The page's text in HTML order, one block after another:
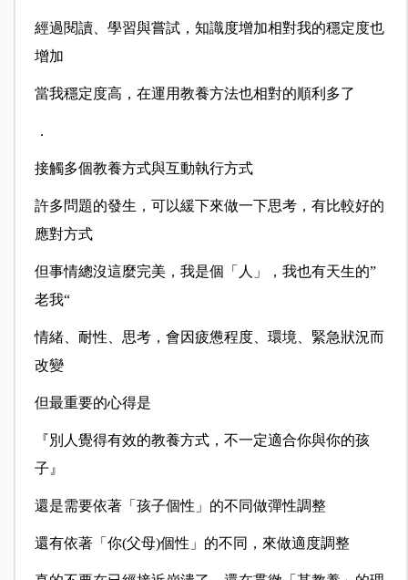
經過閱讀、學習與嘗試，知識度增加相對我的穩定度也
增加
當我穩定度高，在運用教養方法也相對的順利多了
．
接觸多個教養方式與互動執行方式
許多問題的發生，可以緩下來做一下思考，有比較好的
應對方式
但事情總沒這麼完美，我是個「人」，我也有天生的”
老我“
情緒、耐性、思考，會因疲憊程度、環境、緊急狀況而
改變
但最重要的心得是
『別人覺得有效的教養方式，不一定適合你與你的孩
子』
還是需要依著「孩子個性」的不同做彈性調整
還有依著「你(父母)個性」的不同，來做適度調整